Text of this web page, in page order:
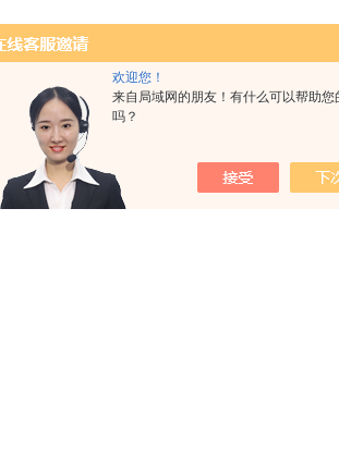
欢迎您！
来自局域网的朋友！有什么可以帮助您
吗？